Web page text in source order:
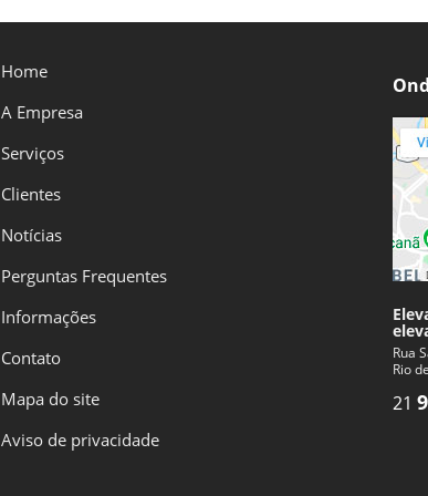
Home
A Empresa
Serviços
Clientes
Notícias
Perguntas Frequentes
Informações
Contato
Mapa do site
Aviso de privacidade
Rua
Rio
21